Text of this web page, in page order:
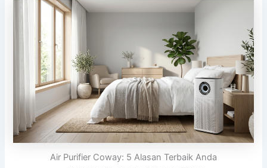
Air Purifier Coway: 5 Alasan Terbaik Anda